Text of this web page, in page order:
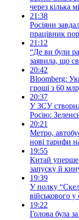
через кілька
21:38
Росіяни
працівник
21:12
“Де ви були
заявила, що
20:42
Bloomberg:
гроші з 60
20:37
У ЗСУ
Росію:
20:21
Метро,
нові тарифи
19:55
Китай уперше
запуску й
19:39
У полку
військового
19:22
Голова була